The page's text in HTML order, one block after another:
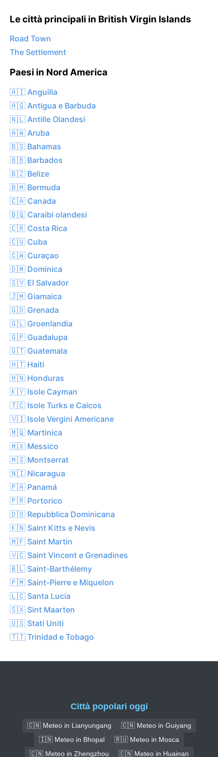
Le città principali in British Virgin Islands
Road Town
The Settlement
Paesi in Nord America
🇦🇮 Anguilla
🇦🇬 Antigua e Barbuda
🇳🇱 Antille Olandesi
🇦🇼 Aruba
🇧🇸 Bahamas
🇧🇧 Barbados
🇧🇿 Belize
🇧🇲 Bermuda
🇨🇦 Canada
🇧🇶 Caraibi olandesi
🇨🇷 Costa Rica
🇨🇺 Cuba
🇨🇼 Curaçao
🇩🇲 Dominica
🇸🇻 El Salvador
🇯🇲 Giamaica
🇬🇩 Grenada
🇬🇱 Groenlandia
🇬🇵 Guadalupa
🇬🇹 Guatemala
🇭🇹 Haiti
🇭🇳 Honduras
🇰🇾 Isole Cayman
🇹🇨 Isole Turks e Caicos
🇻🇮 Isole Vergini Americane
🇲🇶 Martinica
🇲🇽 Messico
🇲🇸 Montserrat
🇳🇮 Nicaragua
🇵🇦 Panamá
🇵🇷 Portorico
🇩🇴 Repubblica Dominicana
🇰🇳 Saint Kitts e Nevis
🇲🇫 Saint Martin
🇻🇨 Saint Vincent e Grenadines
🇧🇱 Saint-Barthélemy
🇵🇲 Saint-Pierre e Miquelon
🇱🇨 Santa Lucia
🇸🇽 Sint Maarten
🇺🇸 Stati Uniti
🇹🇹 Trinidad e Tobago
Città popolari oggi
🇨🇳 Meteo in Lianyungang
🇨🇳 Meteo in Guiyang
🇮🇳 Meteo in Bhopal
🇷🇺 Meteo in Mosca
🇨🇳 Meteo in Zhengzhou
🇨🇳 Meteo in Huainan